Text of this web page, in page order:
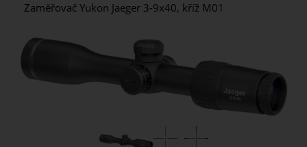
Zaměřovač Yukon Jaeger 3-9x40, kříž M01